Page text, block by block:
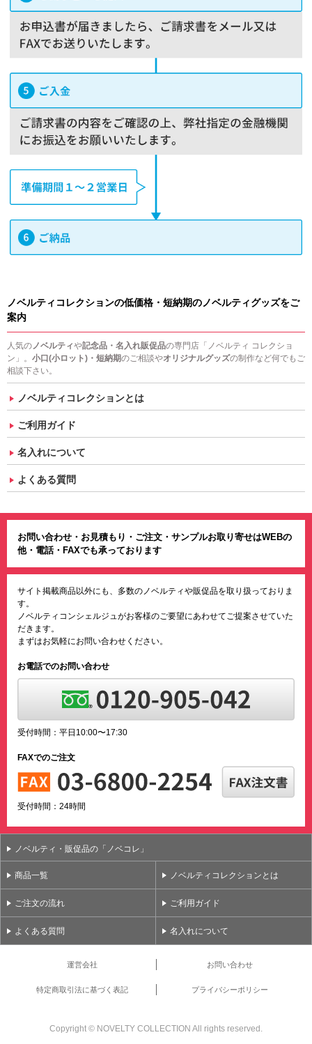
ノベルティコレクションの低価格・短納期のノベルティグッズをご
案内
人気のノベルティや記念品・名入れ販促品の専門店「ノベルティ コレクショ
ン」。 小口(小ロット)・短納期のご相談やオリジナルグッズの制作など何でもご
相談下さい。
ノベルティコレクションとは
ご利用ガイド
名入れについて
よくある質問
お問い合わせ・お見積もり・ご注文・サンプルお取り寄せはWEBの
他・電話・FAXでも承っております
サイト掲載商品以外にも、多数のノベルティや販促品を取り扱っておりま
す。
ノベルティコンシェルジュがお客様のご要望にあわせてご提案させていた
だきます。
まずはお気軽にお問い合わせください。
お電話でのお問い合わせ
受付時間：平日10:00〜17:30
FAXでのご注文
受付時間：24時間
ノベルティ・販促品の「ノベコレ」
商品一覧 ノベルティコレクションとは
ご注文の流れ ご利用ガイド
よくある質問 名入れについて
運営会社 お問い合わせ
特定商取引法に基づく表記 プライバシーポリシー
Copyright © NOVELTY COLLECTION All rights reserved.